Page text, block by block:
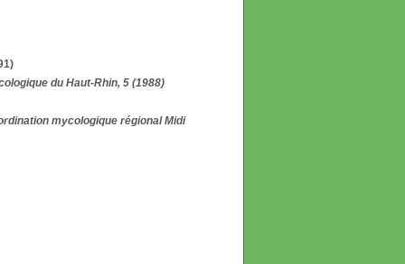
du Haut-Rhin, 5 (1988)
mycologique régional Midi